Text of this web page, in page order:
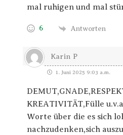
mal ruhigen und mal
6 Antworten
Karin P
1. Juni 2025 9:03 a.m.
KREATIVITÄT,Fülle
Worte über die es sich
nachzudenken,sich